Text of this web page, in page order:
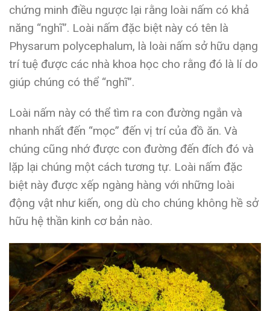
chứng minh điều ngược lại rằng loài nấm có khả
năng “nghĩ”. Loài nấm đặc biệt này có tên là
Physarum polycephalum, là loài nấm sở hữu dạng
trí tuệ được các nhà khoa học cho rằng đó là lí do
giúp chúng có thể “nghĩ”.
Loài nấm này có thể tìm ra con đường ngắn và
nhanh nhất đến “mọc” đến vị trí của đồ ăn. Và
chúng cũng nhớ được con đường đến đích đó và
lặp lại chúng một cách tương tự. Loài nấm đặc
biệt này được xếp ngàng hàng với những loài
động vật như kiến, ong dù cho chúng không hề sở
hữu hệ thần kinh cơ bản nào.